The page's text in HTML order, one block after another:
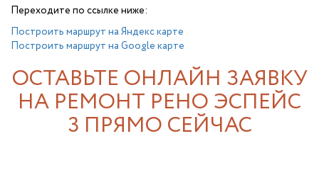
Переходите по ссылке ниже:
Построить маршрут на Яндекс карте
Построить маршрут на Google карте
ОСТАВЬТЕ ОНЛАЙН ЗАЯВКУ
НА РЕМОНТ РЕНО ЭСПЕЙС
3 ПРЯМО СЕЙЧАС